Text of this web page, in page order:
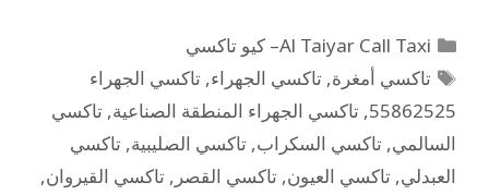
Al Taiyar Call Taxi– كيو تاكسي
تاكسي أمغرة,تاكسي الجهراء,تاكسي الجهراء
55862525
, تاكسي الجهراء المنطقة الصناعية, تاكسي
السالمي, تاكسي السكراب, تاكسي الصليبية, تاكسي
العبدلي, تاكسي العيون, تاكسي القصر , تاكسي القيروان,